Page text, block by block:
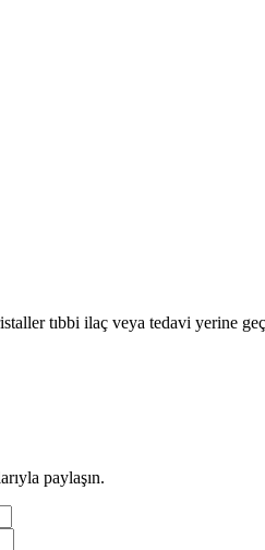
tıbbi ilaç veya tedavi yerine
paylaşın.